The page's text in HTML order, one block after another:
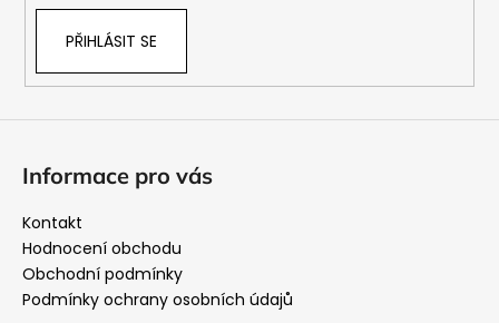
PŘIHLÁSIT SE
Informace pro vás
Kontakt
Hodnocení obchodu
Obchodní podmínky
Podmínky ochrany osobních údajů